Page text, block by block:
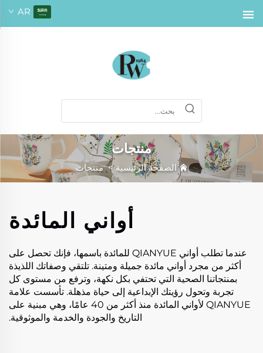
AR
منتجات
الصفحة الرئيسية>منتجات
أواني المائدة
عندما تطلب أواني QIANYUE للمائدة باسمها، فإنك تحصل على
أكثر من مجرد أواني مائدة جميلة ومتينة. تلتقي وصفاتك اللذيذة
بمنتجاتنا الصحية التي تحتفي بكل نكهة، وترفع من مستوى كل
تجربة وتحول رؤيتك الإبداعية إلى حياة مذهلة. تأسست علامة
QIANYUE لأواني المائدة منذ أكثر من 40 عامًا، وهي مبنية على
التاريخ والجودة والخدمة والموثوقية.